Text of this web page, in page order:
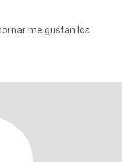
me gustan los